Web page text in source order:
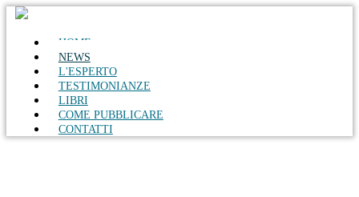
HOME
NEWS
L'ESPERTO
TESTIMONIANZE
LIBRI
COME PUBBLICARE
CONTATTI